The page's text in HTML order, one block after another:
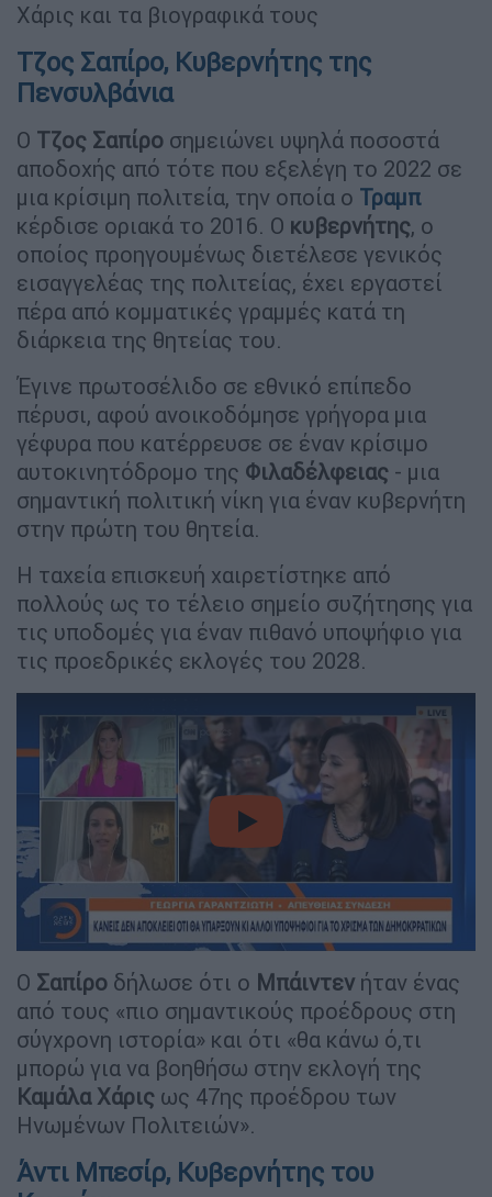
Χάρις και τα βιογραφικά τους
Τζος Σαπίρο, Κυβερνήτης της
Πενσυλβάνια
Ο Τζος Σαπίρο σημειώνει υψηλά ποσοστά
αποδοχής από τότε που εξελέγη το 2022 σε
μια κρίσιμη πολιτεία, την οποία ο Τραμπ
κέρδισε οριακά το 2016. Ο κυβερνήτης, ο
οποίος προηγουμένως διετέλεσε γενικός
εισαγγελέας της πολιτείας, έχει εργαστεί
πέρα από κομματικές γραμμές κατά τη
διάρκεια της θητείας του.
Έγινε πρωτοσέλιδο σε εθνικό επίπεδο
πέρυσι, αφού ανοικοδόμησε γρήγορα μια
γέφυρα που κατέρρευσε σε έναν κρίσιμο
αυτοκινητόδρομο της Φιλαδέλφειας - μια
σημαντική πολιτική νίκη για έναν κυβερνήτη
στην πρώτη του θητεία.
Η ταχεία επισκευή χαιρετίστηκε από
πολλούς ως το τέλειο σημείο συζήτησης για
τις υποδομές για έναν πιθανό υποψήφιο για
τις προεδρικές εκλογές του 2028.
video
Ο Σαπίρο δήλωσε ότι ο Μπάιντεν ήταν ένας
από τους «πιο σημαντικούς προέδρους στη
σύγχρονη ιστορία» και ότι «θα κάνω ό,τι
μπορώ για να βοηθήσω στην εκλογή της
Καμάλα Χάρις ως 47ης προέδρου των
Ηνωμένων Πολιτειών».
Άντι Μπεσίρ, Κυβερνήτης του